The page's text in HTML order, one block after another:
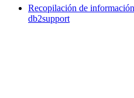
Recopilación de
db2support